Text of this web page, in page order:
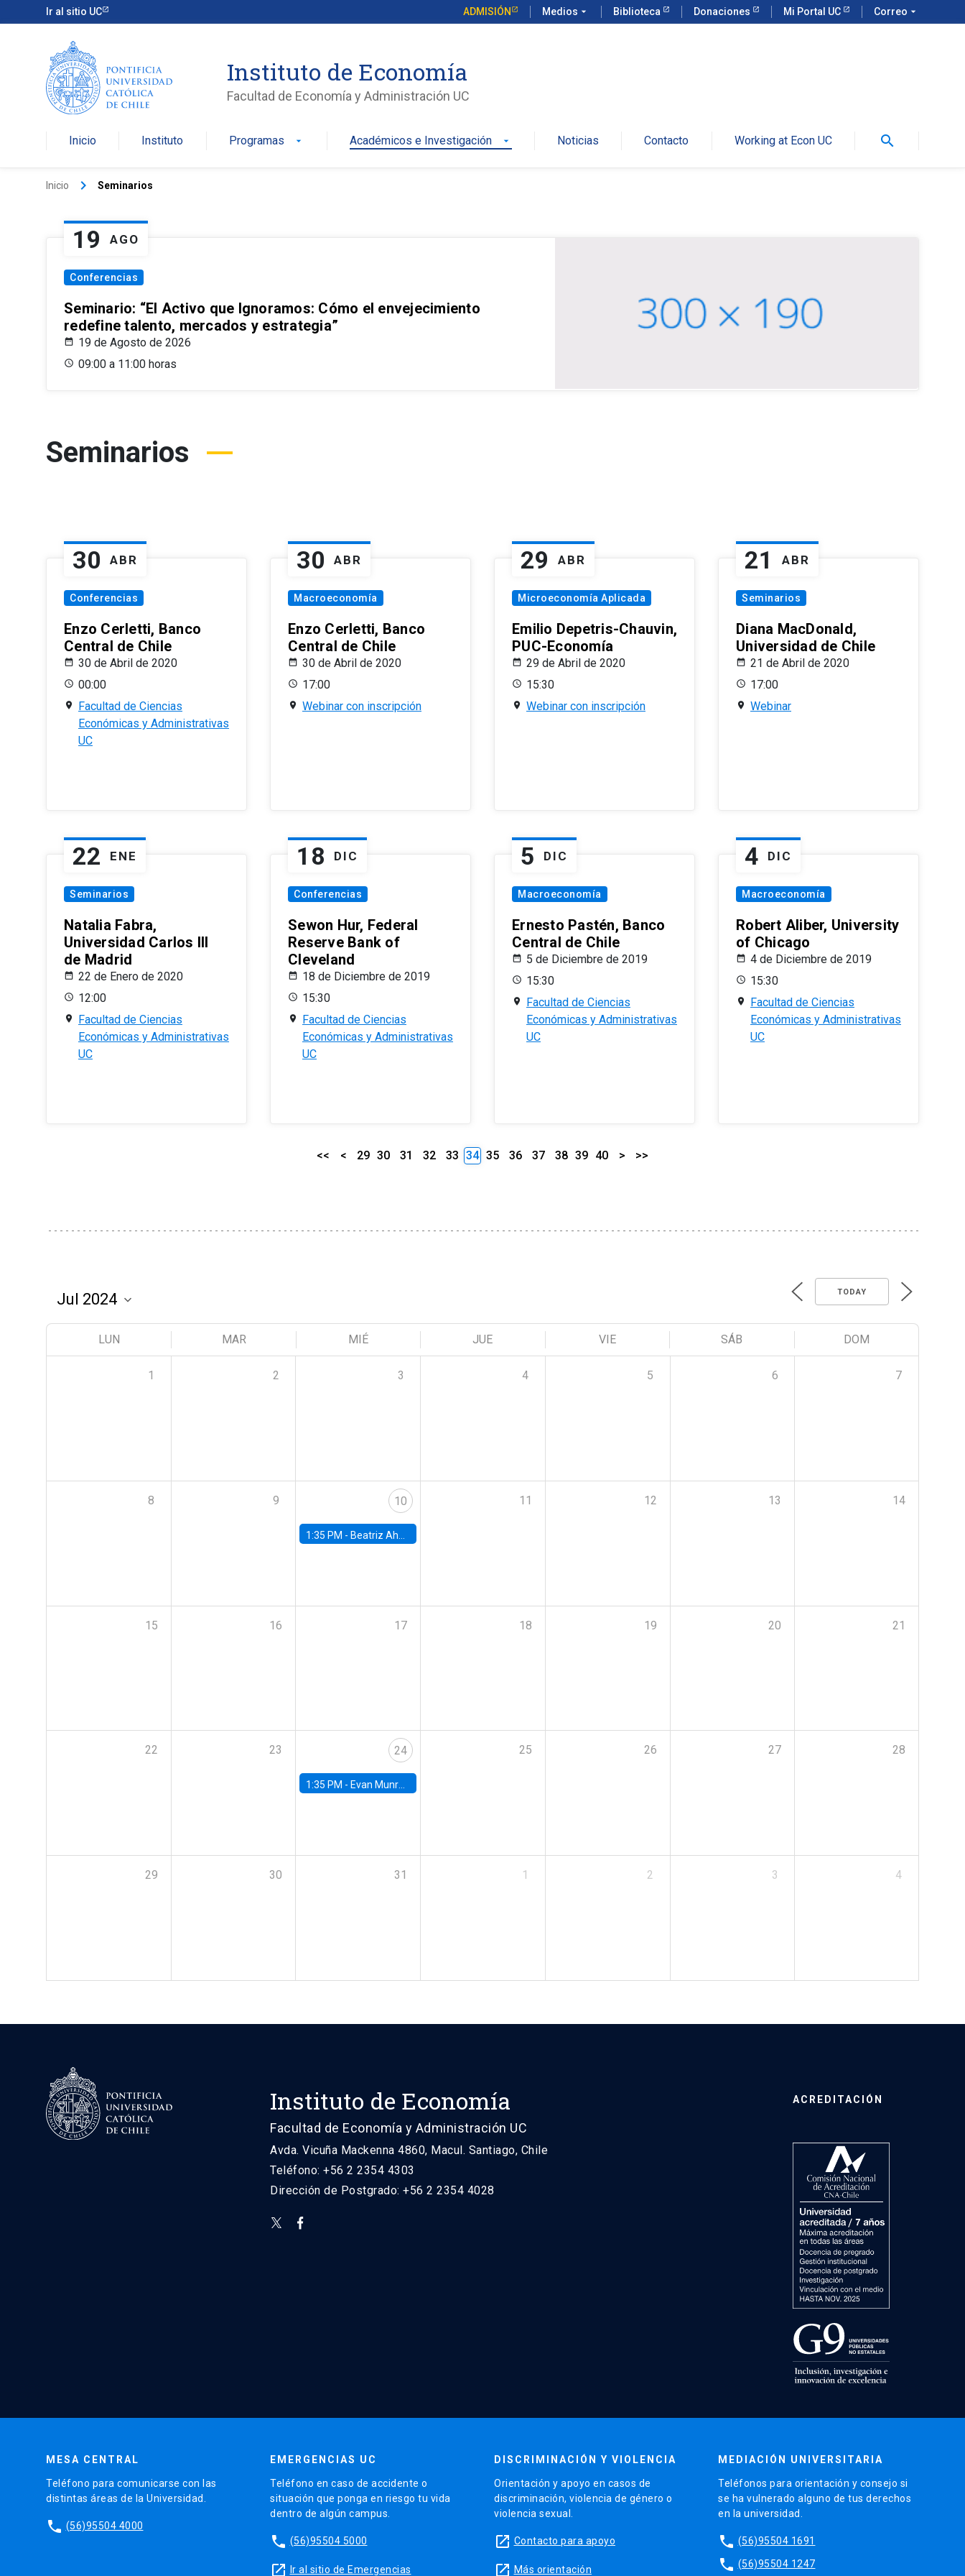
Ir al sitio UC ADMISIÓN Medios arrow_drop_down Biblioteca Donaciones Mi Portal UC Correo arrow_drop_down
Instituto de Economía
Facultad de Economía y Administración UC
Inicio Instituto Programas arrow_drop_down Académicos e Investigación arrow_drop_down Noticias Contacto Working at Econ UC search
Inicio keyboard_arrow_right Seminarios
19 AGO
Conferencias
Seminario: “El Activo que Ignoramos: Cómo el envejecimiento
redefine talento, mercados y estrategia”
19 de Agosto de 2026
09:00 a 11:00 horas
Seminarios
30 ABR
Conferencias
Enzo Cerletti, Banco
Central de Chile
30 de Abril de 2020
00:00
Facultad de Ciencias
Económicas y Administrativas
UC
30 ABR
Macroeconomía
Enzo Cerletti, Banco
Central de Chile
30 de Abril de 2020
17:00
Webinar con inscripción
29 ABR
Microeconomía Aplicada
Emilio Depetris-Chauvin,
PUC-Economía
29 de Abril de 2020
15:30
Webinar con inscripción
21 ABR
Seminarios
Diana MacDonald,
Universidad de Chile
21 de Abril de 2020
17:00
Webinar
22 ENE
Seminarios
Natalia Fabra,
Universidad Carlos III
de Madrid
22 de Enero de 2020
12:00
Facultad de Ciencias
Económicas y Administrativas
UC
18 DIC
Conferencias
Sewon Hur, Federal
Reserve Bank of
Cleveland
18 de Diciembre de 2019
15:30
Facultad de Ciencias
Económicas y Administrativas
UC
5 DIC
Macroeconomía
Ernesto Pastén, Banco
Central de Chile
5 de Diciembre de 2019
15:30
Facultad de Ciencias
Económicas y Administrativas
UC
4 DIC
Macroeconomía
Robert Aliber, University
of Chicago
4 de Diciembre de 2019
15:30
Facultad de Ciencias
Económicas y Administrativas
UC
<< < 29 30 31 32 33 34 35 36 37 38 39 40 > >>
TODAY
LUN MAR MIÉ JUE VIE SÁB DOM
1 2 3 4 5 6 7
8 9 10
1:35 PM - Beatriz Ahumada, PhD candidate, Universidad de Pittsburgh
11 12 13 14
15 16 17 18 19 20 21
22 23 24
1:35 PM - Evan Munro, Neyman Visiting Assistant Professor in the Department of Statistics at UC Berkeley
25 26 27 28
29 30 31 1 2 3 4
Instituto de Economía
Facultad de Economía y Administración UC
Avda. Vicuña Mackenna 4860, Macul. Santiago, Chile
Teléfono: +56 2 2354 4303
Dirección de Postgrado: +56 2 2354 4028
ACREDITACIÓN
MESA CENTRAL
Teléfono para comunicarse con las
distintas áreas de la Universidad.
phone (56)95504 4000
EMERGENCIAS UC
Teléfono en caso de accidente o
situación que ponga en riesgo tu vida
dentro de algún campus.
phone (56)95504 5000
launch Ir al sitio de Emergencias
DISCRIMINACIÓN Y VIOLENCIA
Orientación y apoyo en casos de
discriminación, violencia de género o
violencia sexual.
launch Contacto para apoyo
launch Más orientación
MEDIACIÓN UNIVERSITARIA
Teléfonos para orientación y consejo si
se ha vulnerado alguno de tus derechos
en la universidad.
phone (56)95504 1691
phone (56)95504 1247